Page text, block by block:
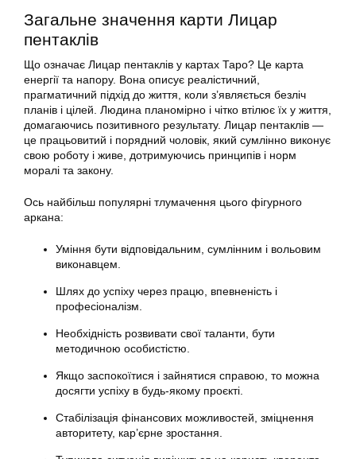
Загальне значення карти Лицар
пентаклів
Що означає Лицар пентаклів у картах Таро? Це карта
енергії та напору. Вона описує реалістичний,
прагматичний підхід до життя, коли з’являється безліч
планів і цілей. Людина планомірно і чітко втілює їх у життя,
домагаючись позитивного результату. Лицар пентаклів —
це працьовитий і порядний чоловік, який сумлінно виконує
свою роботу і живе, дотримуючись принципів і норм
моралі та закону.
Ось найбільш популярні тлумачення цього фігурного
аркана:
Уміння бути відповідальним, сумлінним і вольовим
виконавцем.
Шлях до успіху через працю, впевненість і
професіоналізм.
Необхідність розвивати свої таланти, бути
методичною особистістю.
Якщо заспокоїтися і зайнятися справою, то можна
досягти успіху в будь-якому проєкті.
Стабілізація фінансових можливостей, зміцнення
авторитету, кар’єрне зростання.